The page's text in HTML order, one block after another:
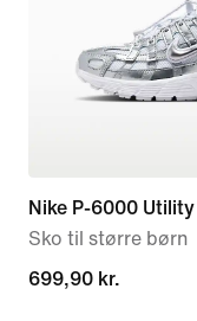
Nike P-6000 Utility
Sko til større børn
699,90 kr.
699,90 kr.